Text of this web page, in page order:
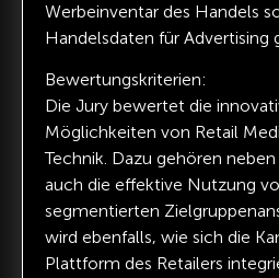
Werbeinventar des Handels
Handelsdaten für Advertising
Bewertungskriterien:
Die Jury bewertet die
Möglichkeiten von Retail
Technik. Dazu gehören
auch die effektive Nutzung
segmentierten
wird ebenfalls, wie sich die
Plattform des Retailers